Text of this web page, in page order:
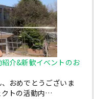
紹介&新歓イベントのお
おめでとうございま
クトの活動内…